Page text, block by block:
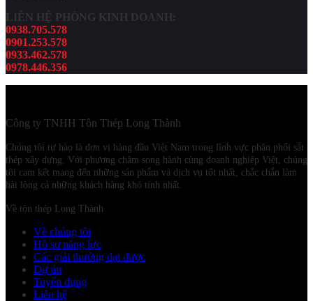
LIÊN HỆ PHÒNG KINH DOANH:
0938.705.578
0901.253.578
0933.462.578
0978.446.356
Công ty TNHH Tôn Thép Long Thành
Chúng tôi tự hào là đơn vị hàng đầu Việt Nam trong lĩnh vực phân phối sắt
thép xây dựng. Với phương châm song hành cùng doanh nghiệp Việt, chúng
tôi cam kết mang đến những sản phẩm và dịch vụ tốt nhất, chắc chắn làm
hài lòng cả những khách hàng khó tính nhất.
Về tôn thép Long Thành
Về chúng tôi
Hồ sơ năng lực
Các giải thưởng đạt được
Dự án
Tuyển dụng
Liên hệ